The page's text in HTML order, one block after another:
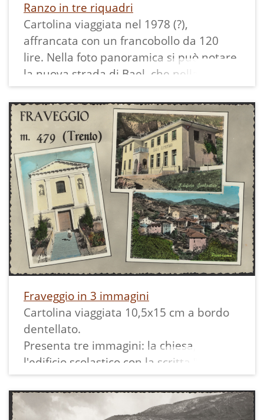
Ranzo in tre riquadri
Cartolina viaggiata nel 1978 (?),
affrancata con un francobollo da 120
lire. Nella foto panoramica si può notare
la nuova strada di Bael, che nella
progettazione iniziale avrebbe dovuto
raggiungere Molveno, e sullo sfondo le
dolomiti di Brenta. Sono poi presenti
uno scorcio con casa rustica ed un altro
con il bar Parisi dove era presente il
telefono pubblico.
Fraveggio in 3 immagini
Cartolina viaggiata 10,5x15 cm a bordo
dentellato.
Presenta tre immagini: la chiesa,
l'edificio scolastico con la scritta "Scuole
elementari" ed un panorama.
Èstata spedita nel 1960 ed affrancata
con 15 lire.